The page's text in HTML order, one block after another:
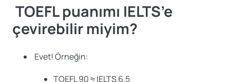
TOEFL puanımı IELTS’e
çevirebilir miyim?
Evet! Örneğin:
TOEFL 90 ≈ IELTS 6.5